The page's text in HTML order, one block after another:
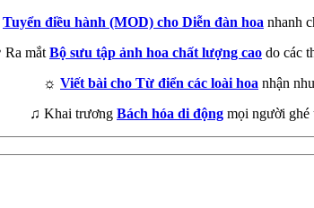
Tuyển điều hành (MOD) cho Diễn đàn hoa nhanh
Ra mắt Bộ sưu tập ảnh hoa chất lượng cao do các
☼ Viết bài cho Từ điển các loài hoa nhận
♫ Khai trương Bách hóa di động mọi người ghé